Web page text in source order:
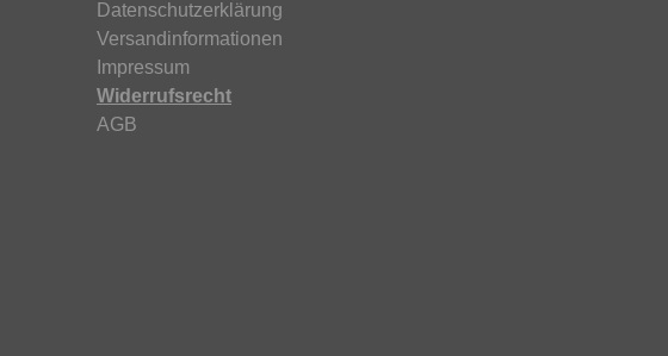
Datenschutzerklärung
Versandinformationen
Impressum
Widerrufsrecht
AGB